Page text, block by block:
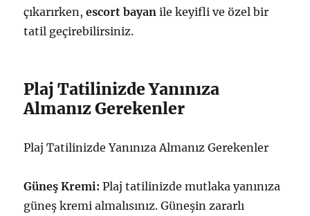
çıkarırken,escort bayan ile keyifli ve özel bir
tatil geçirebilirsiniz.
Plaj Tatilinizde Yanınıza
Almanız Gerekenler
Plaj Tatilinizde Yanınıza Almanız Gerekenler
Güneş Kremi: Plaj tatilinizde mutlaka yanınıza
güneş kremi almalısınız. Güneşin zararlı